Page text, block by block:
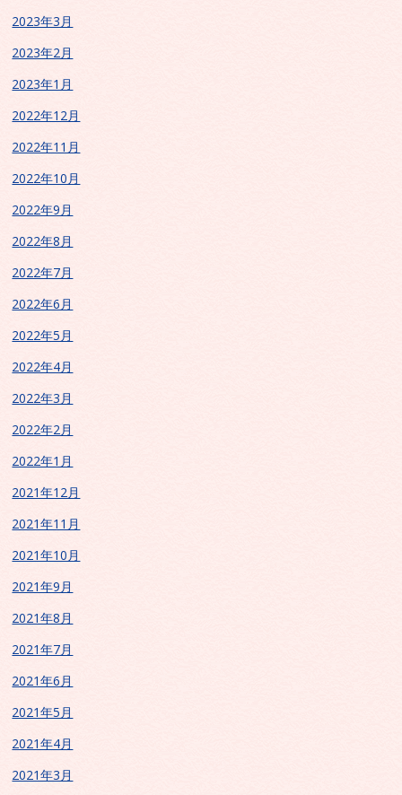
2023年3月
2023年2月
2023年1月
2022年12月
2022年11月
2022年10月
2022年9月
2022年8月
2022年7月
2022年6月
2022年5月
2022年4月
2022年3月
2022年2月
2022年1月
2021年12月
2021年11月
2021年10月
2021年9月
2021年8月
2021年7月
2021年6月
2021年5月
2021年4月
2021年3月